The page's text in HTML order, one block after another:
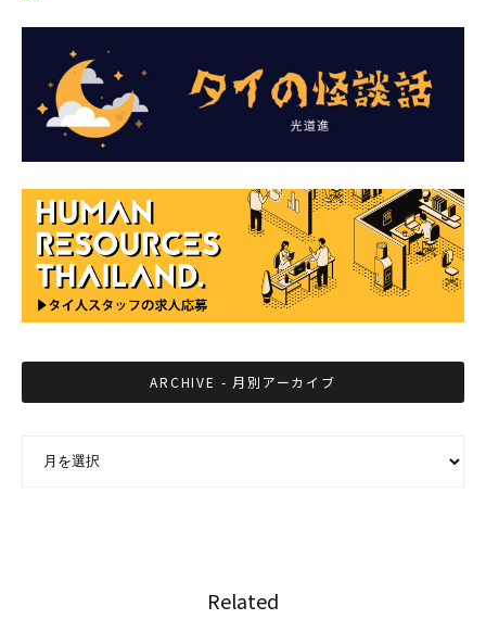
ARCHIVE - 月別アーカイブ
Related